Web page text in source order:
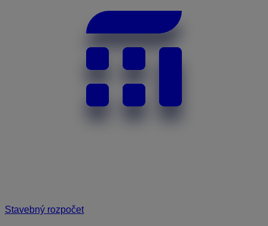
Stavebný rozpočet